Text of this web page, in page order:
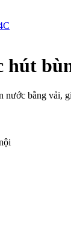
nước bằng vải,